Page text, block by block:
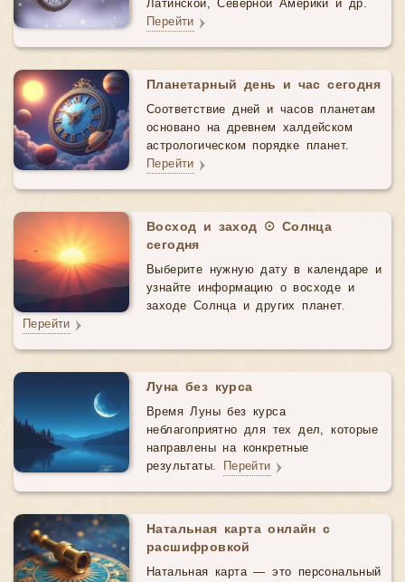
Латинской, Северной Америки и др.
Перейти
Планетарный день и час сегодня
Соответствие дней и часов планетам
основано на древнем халдейском
астрологическом порядке планет.
Перейти
Восход и заход ☉ Солнца
сегодня
Выберите нужную дату в календаре и
узнайте информацию о восходе и
заходе Солнца и других планет.
Перейти
Луна без курса
Время Луны без курса
неблагоприятно для тех дел, которые
направлены на конкретные
результаты. Перейти
Натальная карта онлайн с
расшифровкой
Натальная карта — это персональный